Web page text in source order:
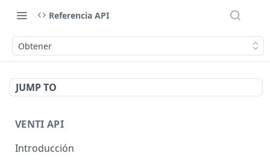
Referencia API
Obtener
JUMP TO
VENTI API
Introducción